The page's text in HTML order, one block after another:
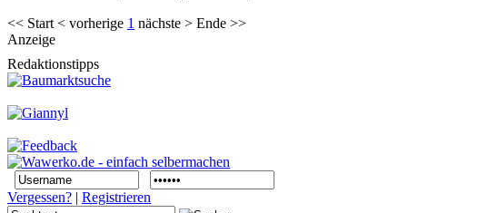
<< Start < vorherige 1 nächste > Ende >>
Anzeige
Redaktionstipps
Vergessen? Registrieren